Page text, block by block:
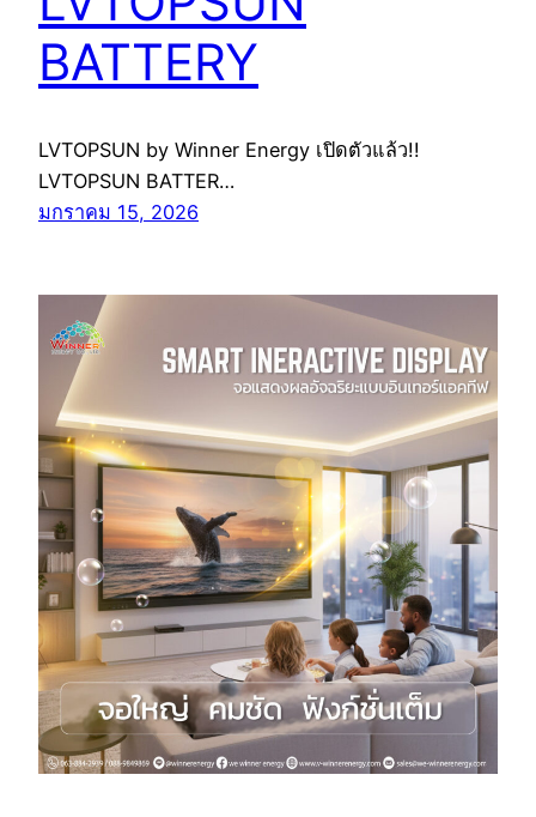
BATTERY
LVTOPSUN by Winner Energy เปิดตัวแล้ว!!
LVTOPSUN BATTER…
มกราคม 15, 2026